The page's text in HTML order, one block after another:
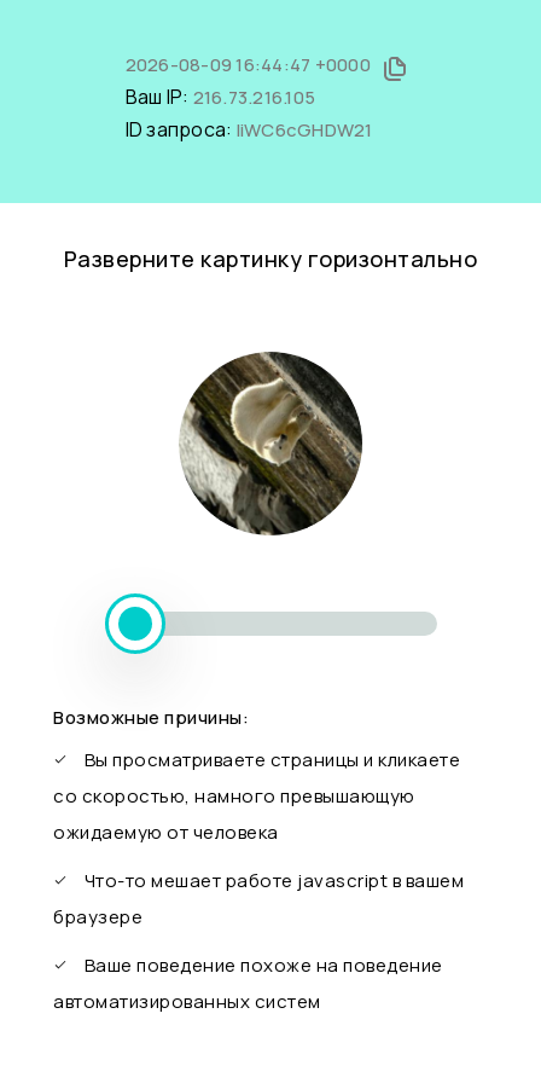
2026-08-09 16:44:47 +0000
Ваш IP: 216.73.216.105
ID запроса: liWC6cGHDW21
Разверните картинку горизонтально
Возможные причины:
Вы просматриваете страницы и кликаете
со скоростью, намного превышающую
ожидаемую от человека
Что-то мешает работе javascript в вашем
браузере
Ваше поведение похоже на поведение
автоматизированных систем